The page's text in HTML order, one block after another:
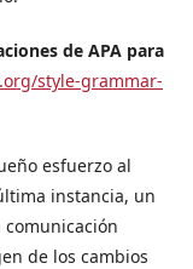
de APA para
style-grammar-
esfuerzo al
instancia, un
de los cambios